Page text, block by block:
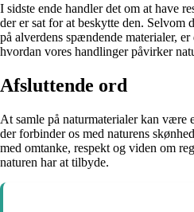
I sidste ende handler det om at have
der er sat for at beskytte den. Selvom
på alverdens spændende materialer,
hvordan vores handlinger påvirker
Afsluttende ord
At samle på naturmaterialer kan være
der forbinder os med naturens
med omtanke, respekt og viden om
naturen har at tilbyde.